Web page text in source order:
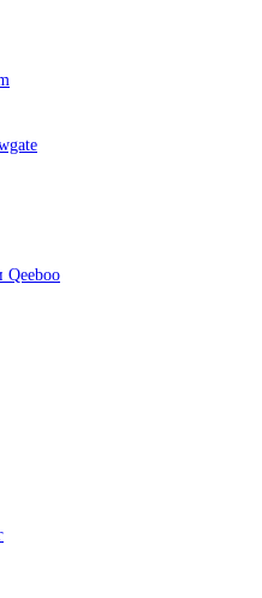
Qeeboo